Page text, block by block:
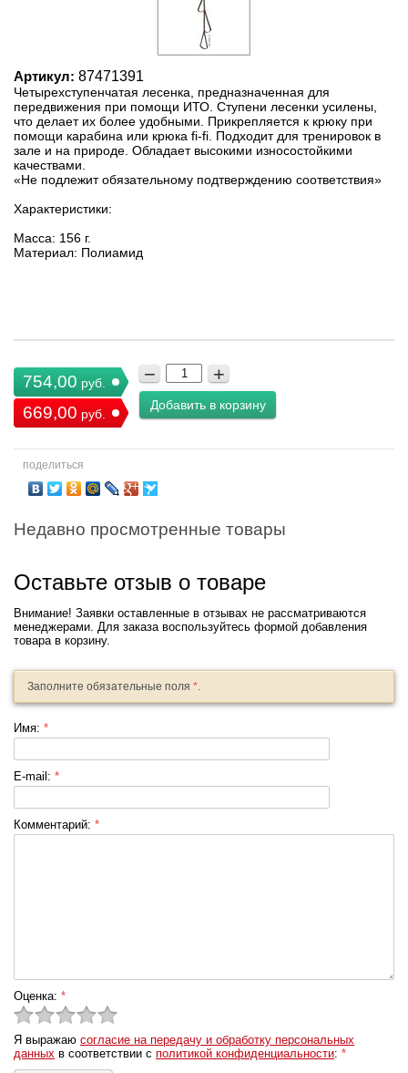
Артикул: 87471391
Четырехступенчатая лесенка, предназначенная для
передвижения при помощи ИТО. Ступени лесенки усилены,
что делает их более удобными. Прикрепляется к крюку при
помощи карабина или крюка fi-fi. Подходит для тренировок в
зале и на природе. Обладает высокими износостойкими
качествами.
«Не подлежит обязательному подтверждению соответствия»
Характеристики:
Масса: 156 г.
Материал: Полиамид
754,00 руб.
669,00 руб.
− +
Добавить в корзину
поделиться
Недавно просмотренные товары
Оставьте отзыв о товаре
Внимание! Заявки оставленные в отзывах не рассматриваются
менеджерами. Для заказа воспользуйтесь формой добавления
товара в корзину.
Заполните обязательные поля *
Имя: *
E-mail: *
Комментарий: *
Оценка: *
Я выражаю согласие на передачу и обработку персональных
данных в соответствии с политикой конфиденциальности: *